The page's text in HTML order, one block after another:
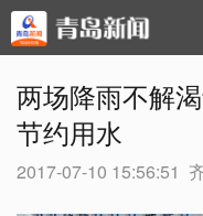
两场降雨不解
节约用水
2017-07-10 15:56:51